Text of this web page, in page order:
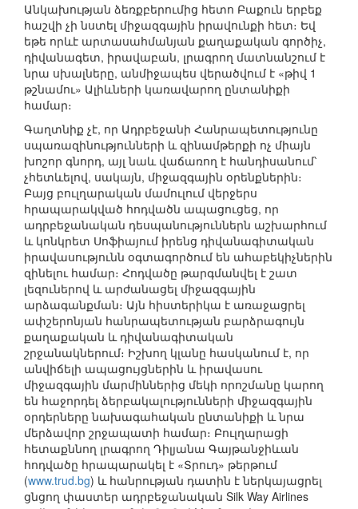
Անկախության ձեռքբերումից հետո Բաքուն երբեք
հաշվի չի նստել միջազգային իրավունքի հետ։ Եվ
եթե որևէ արտասահմանյան քաղաքական գործիչ,
դիվանագետ, իրավաբան, լրագրող մատնանշում է
նրա սխալները, անմիջապես վերածվում է «թիվ 1
թշնամու» Ալիևների կառավարող ընտանիքի
համար։
Գաղտնիք չէ, որ Ադրբեջանի Հանրապետությունը
սպառազինությունների և զինամթերքի ոչ միայն
խոշոր գնորդ, այլ նաև վաճառող է հանդիսանում՝
չհետևելով, սակայն, միջազգային օրենքներին։
Բայց բուլղարական մամուլում վերջերս
հրապարակված հոդվածն ապացուցեց, որ
ադրբեջանական դեսպանություններն աշխարհում
և կոնկրետ Սոֆիայում իրենց դիվանագիտական
իրավասությունն օգտագործում են ահաբեկիչներին
զինելու համար։ Հոդվածը թարգմանվել է շատ
լեզուներով և արժանացել միջազգային
արձագանքման։ Այն հիստերիկա է առաջացրել
ափշերոնյան հանրապետության բարձրագույն
քաղաքական և դիվանագիտական
շրջանակներում։ Իշխող կլանը հասկանում է, որ
անվիճելի ապացույցներին և իրավասու
միջազգային մարմիններից մեկի որոշմանը կարող
են հաջորդել ձերբակալությունների միջազգային
օրդերները նախագահական ընտանիքի և նրա
մերձավոր շրջապատի համար։ Բուլղարացի
հետաքննող լրագրող Դիլյանա Գայթանջիևան
հոդվածը հրապարակել է «Տրուդ» թերթում
(www.trud.bg) և հանրության դատին է ներկայացրել
ցնցող փաստեր ադրբեջանական Silk Way Airlines